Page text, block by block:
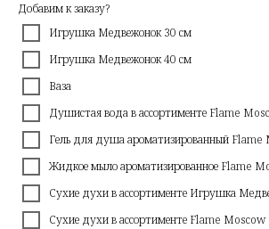
Добавим к заказу?
Игрушка Медвежонок 30 см
Игрушка Медвежонок 40 см
Ваза
Душистая вода в ассортименте Flame
Гель для душа ароматизированный Flame
Жидкое мыло ароматизированное Flame
Сухие духи в ассортименте Игрушка
Сухие духи в ассортименте Flame Moscow